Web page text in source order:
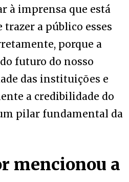
à imprensa que está
trazer a público esses
porque a
futuro do nosso
das instituições e
a credibilidade do
pilar fundamental da
mencionou a